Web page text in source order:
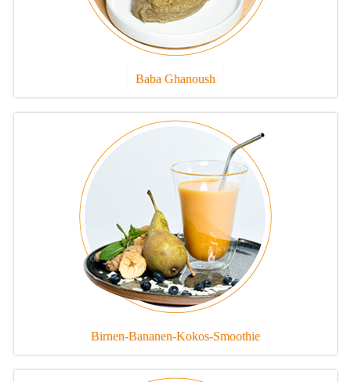
Baba Ghanoush
Birnen-Bananen-Kokos-Smoothie